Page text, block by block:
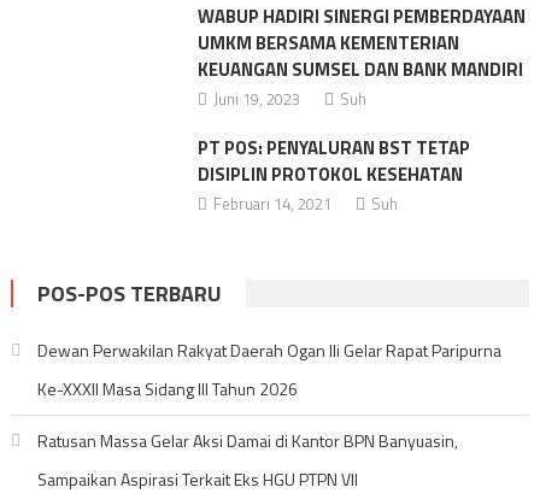
WABUP HADIRI SINERGI PEMBERDAYAAN
UMKM BERSAMA KEMENTERIAN
KEUANGAN SUMSEL DAN BANK MANDIRI
Juni 19, 2023 Suh
PT POS: PENYALURAN BST TETAP
DISIPLIN PROTOKOL KESEHATAN
Februari 14, 2021 Suh
POS-POS TERBARU
Dewan Perwakilan Rakyat Daerah Ogan Ili Gelar Rapat Paripurna
Ke-XXXII Masa Sidang III Tahun 2026
Ratusan Massa Gelar Aksi Damai di Kantor BPN Banyuasin,
Sampaikan Aspirasi Terkait Eks HGU PTPN VII